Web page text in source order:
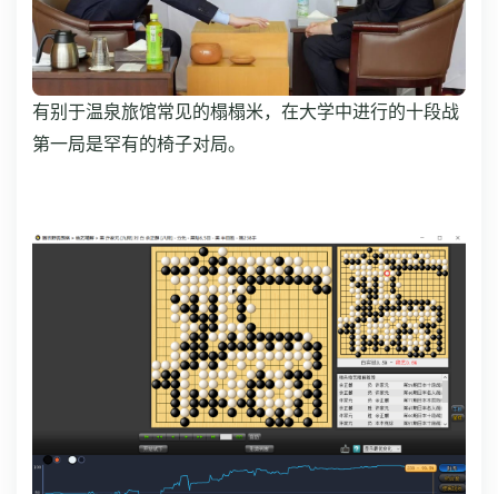
有别于温泉旅馆常见的榻榻米，在大学中进行的十段战
第一局是罕有的椅子对局。